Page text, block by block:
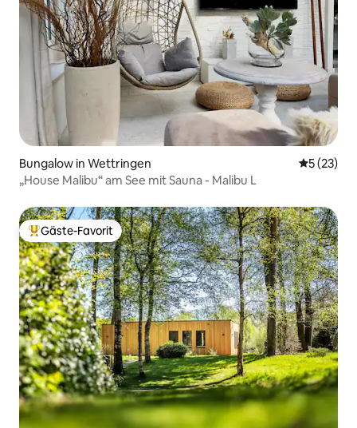
Bungalow in Wettringen
5 (23)
„House Malibu“ am See mit Sauna - Malibu L
Beliebter Gäste-Favorit.
Gäste-Favorit